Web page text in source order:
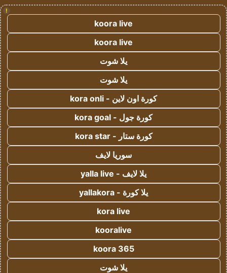
!
koora live
koora live
يلا شوت
يلا شوت
كورة اون لاين - kora onli
كورة جول - kora goal
كورة ستار - kora star
سوريا لايف
يلا لايف - yalla live
يلا كورة - yallakora
kora live
kooralive
koora 365
يلا شوت